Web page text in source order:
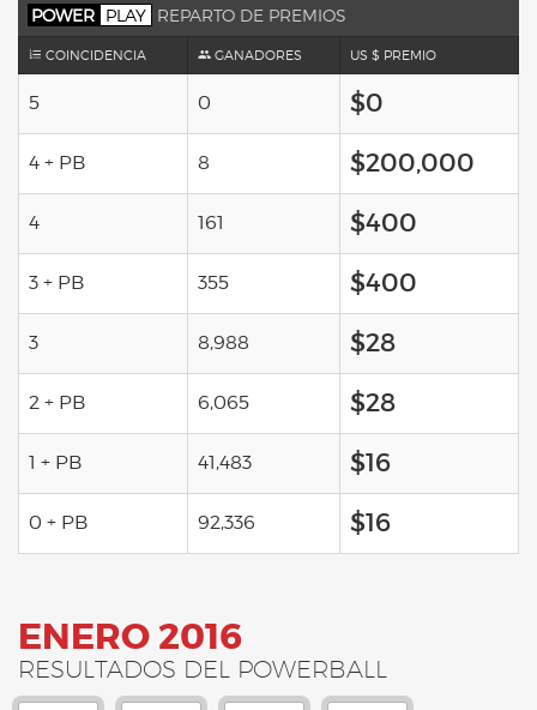
POWER PLAY REPARTO DE PREMIOS
COINCIDENCIA GANADORES US $ PREMIO
5 0 $0
4 + PB 8 $200,000
4 161 $400
3 + PB 355 $400
3 8,988 $28
2 + PB 6,065 $28
1 + PB 41,483 $16
0 + PB 92,336 $16
ENERO 2016
RESULTADOS DEL POWERBALL